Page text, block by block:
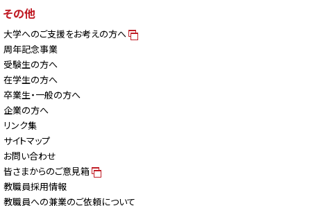
その他
大学へのご支援をお考えの方へ
周年記念事業
受験生の方へ
在学生の方へ
卒業生・一般の方へ
企業の方へ
リンク集
サイトマップ
お問い合わせ
皆さまからのご意見箱
教職員採用情報
教職員への兼業のご依頼について